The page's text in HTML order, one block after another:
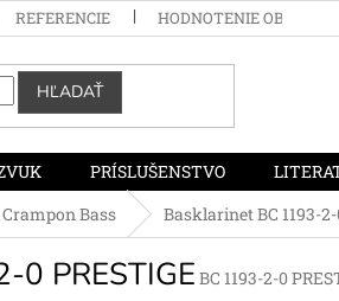
REFERENCIE HODNOTENIE OBCHODU
HĽADAŤ
PRÍSLUŠENSTVO
Bass Basklarinet BC 1193-2-
PRESTIGE BC 1193-2-0